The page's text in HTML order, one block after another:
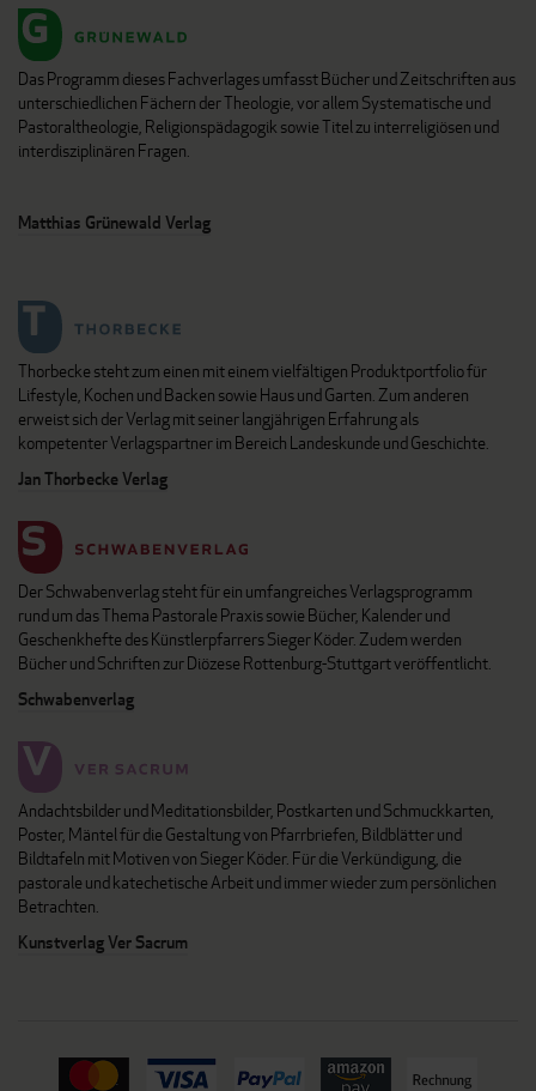
Das Programm dieses Fachverlages umfasst Bücher und Zeitschriften aus
unterschiedlichen Fächern der Theologie, vor allem Systematische und
Pastoraltheologie, Religionspädagogik sowie Titel zu interreligiösen und
interdisziplinären Fragen.
Matthias Grünewald Verlag
Thorbecke steht zum einen mit einem vielfältigen Produktportfolio für
Lifestyle, Kochen und Backen sowie Haus und Garten. Zum anderen
erweist sich der Verlag mit seiner langjährigen Erfahrung als
kompetenter Verlagspartner im Bereich Landeskunde und Geschichte.
Jan Thorbecke Verlag
Der Schwabenverlag steht für ein umfangreiches Verlagsprogramm
rund um das Thema Pastorale Praxis sowie Bücher, Kalender und
Geschenkhefte des Künstlerpfarrers Sieger Köder. Zudem werden
Bücher und Schriften zur Diözese Rottenburg-Stuttgart veröffentlicht.
Schwabenverlag
Andachtsbilder und Meditationsbilder, Postkarten und Schmuckkarten,
Poster, Mäntel für die Gestaltung von Pfarrbriefen, Bildblätter und
Bildtafeln mit Motiven von Sieger Köder. Für die Verkündigung, die
pastorale und katechetische Arbeit und immer wieder zum persönlichen
Betrachten.
Kunstverlag Ver Sacrum